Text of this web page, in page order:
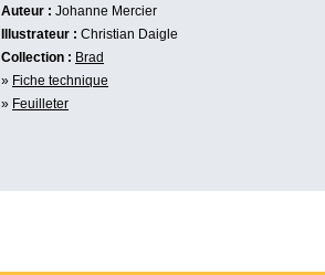
Auteur : Johanne Mercier
Illustrateur : Christian Daigle
Collection : Brad
» Fiche technique
» Feuilleter